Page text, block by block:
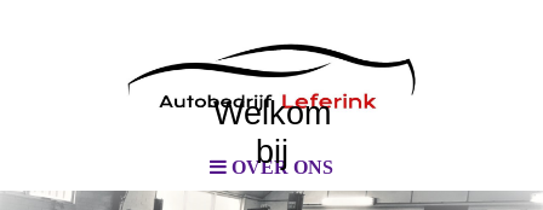
OVER ONS
Welkom
bij